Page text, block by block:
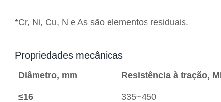
*Cr, Ni, Cu, N e As são elementos residuais.
Propriedades mecânicas
Diâmetro, mm Resistência à tração,
≤16 335~450